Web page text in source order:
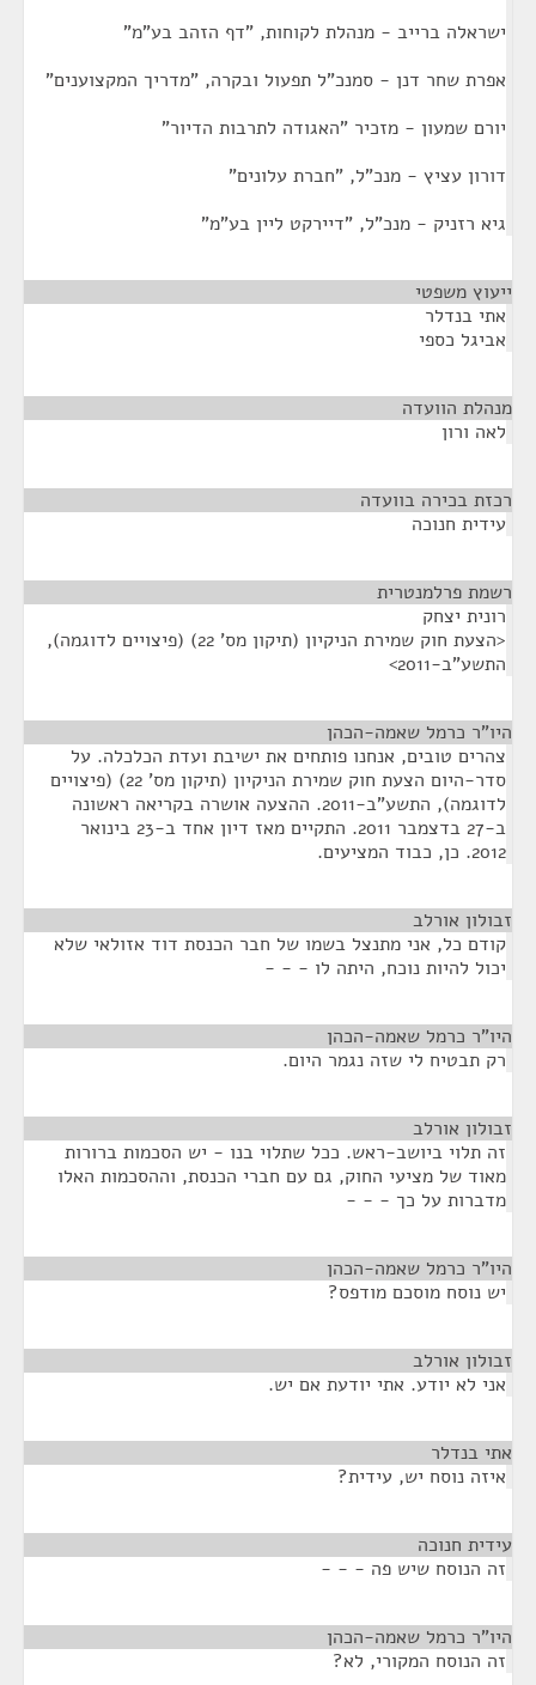
ישראלה ברייב - מנהלת לקוחות, "דף הזהב בע"מ"
אפרת שחר דנן - סמנכ"ל תפעול ובקרה, "מדריך המקצוענים"
יורם שמעון - מזכיר "האגודה לתרבות הדיור"
דורון עציץ - מנכ"ל, "חברת עלונים"
גיא רזניק - מנכ"ל, "דיירקט ליין בע"מ"
ייעוץ משפטי
אתי בנדלר
אביגל כספי
מנהלת הוועדה
לאה ורון
רכזת בכירה בוועדה
עידית חנוכה
רשמת פרלמנטרית
רונית יצחק
<הצעת חוק שמירת הניקיון (תיקון מס' 22) (פיצויים לדוגמה),
התשע"ב-2011>
היו"ר כרמל שאמה-הכהן
צהרים טובים, אנחנו פותחים את ישיבת ועדת הכלכלה. על
סדר-היום הצעת חוק שמירת הניקיון (תיקון מס' 22) (פיצויים
לדוגמה), התשע"ב-2011. ההצעה אושרה בקריאה ראשונה
ב-27 בדצמבר 2011. התקיים מאז דיון אחד ב-23 בינואר
2012. כן, כבוד המציעים.
זבולון אורלב
קודם כל, אני מתנצל בשמו של חבר הכנסת דוד אזולאי שלא
יכול להיות נוכח, היתה לו - - -
היו"ר כרמל שאמה-הכהן
רק תבטיח לי שזה נגמר היום.
זבולון אורלב
זה תלוי ביושב-ראש. ככל שתלוי בנו - יש הסכמות ברורות
מאוד של מציעי החוק, גם עם חברי הכנסת, וההסכמות האלו
מדברות על כך - - -
היו"ר כרמל שאמה-הכהן
יש נוסח מוסכם מודפס?
זבולון אורלב
אני לא יודע. אתי יודעת אם יש.
אתי בנדלר
איזה נוסח יש, עידית?
עידית חנוכה
זה הנוסח שיש פה - - -
היו"ר כרמל שאמה-הכהן
זה הנוסח המקורי, לא?